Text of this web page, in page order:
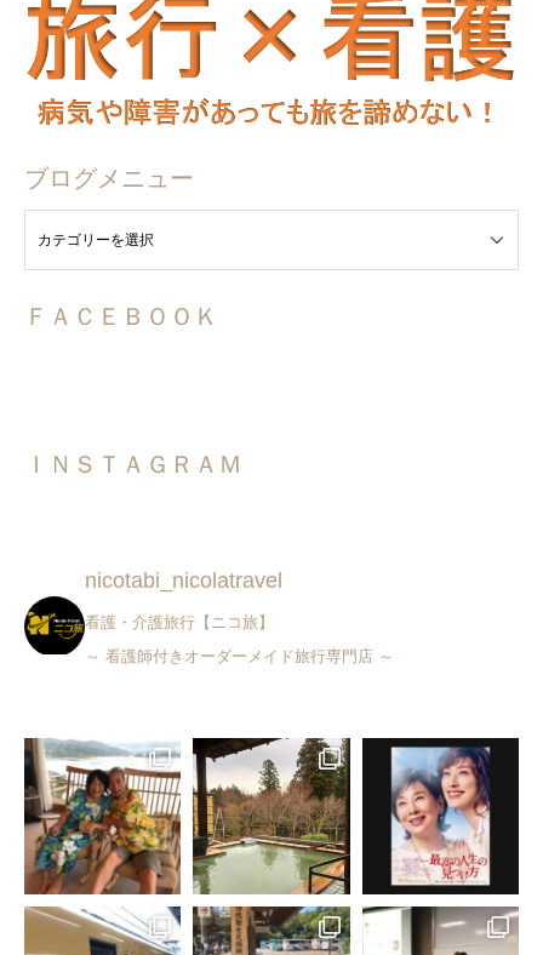
ブログメニュー
ＦＡＣＥＢＯＯＫ
ＩＮＳＴＡＧＲＡＭ
nicotabi_nicolatravel
看護・介護旅行【ニコ旅】
～ 看護師付きオーダーメイド旅行専門店 ～